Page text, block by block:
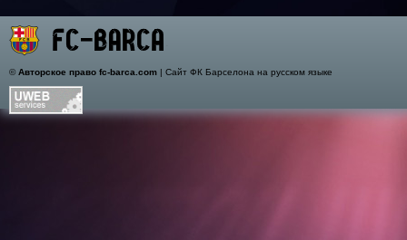
©Авторское право fc-barca.com| Сайт ФК Барселона на русском языке